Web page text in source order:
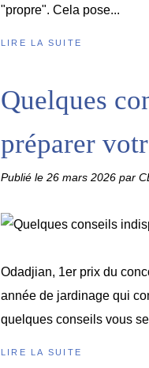
"propre". Cela pose...
LIRE LA SUITE
Quelques
préparer
Publié le 26 mars 2026 par
Odadjian, 1er prix du
année de jardinage qui
quelques conseils vous
LIRE LA SUITE